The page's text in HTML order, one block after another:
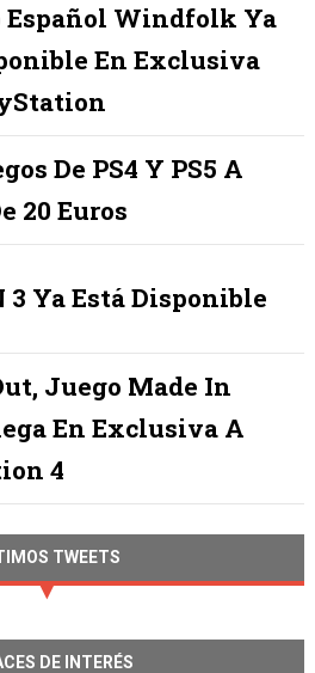
Español Windfolk Ya
En Exclusiva
De PS4 Y PS5 A
20 Euros
Ya Está Disponible
Juego Made In
En Exclusiva A
4
TWEETS
DE INTERÉS